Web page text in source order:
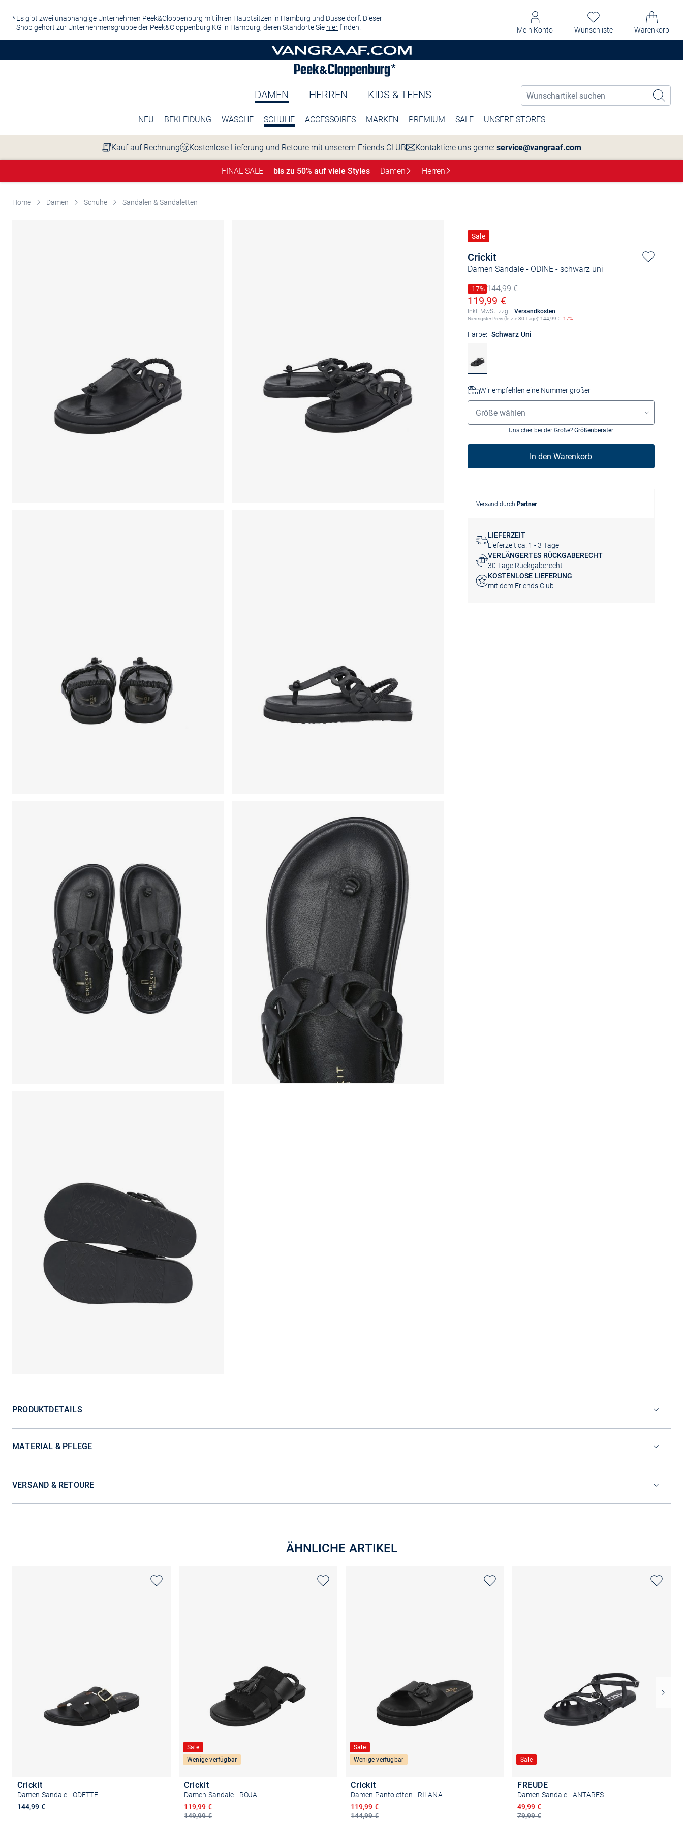
Es gibt zwei unabhängige Unternehmen Peek&Cloppenburg mit ihren Hauptsitzen in Hamburg und Düsseldorf. Dieser
Shop gehört zur Unternehmensgruppe der Peek&Cloppenburg KG in Hamburg, deren Standorte Sie hierfinden. Mein Konto Wunschliste Warenkorb
DAMEN HERREN KIDS & TEENS
NEU BEKLEIDUNG WÄSCHE SCHUHE ACCESSOIRES MARKEN PREMIUM SALE UNSERE STORES
Kauf auf Rechnung Kostenlose Lieferung und Retoure mit unserem Friends CLUB Kontaktiere uns gerne: service@vangraaf.com
FINAL SALE bis zu 50% auf viele Styles Damen Herren
Home Damen Schuhe Sandalen & Sandaletten
Crickit
Damen Sandale - ODINE- schwarz uni
Sale
Preis reduziert um
-17%
Alter Preis144,99 €
Ermäßigter Preis
119,99 €
Inkl. MwSt. zzgl. Versandkosten
Niedrigster Preis (letzte 30 Tage):144,99€ -17%
Farbe: Schwarz Uni
Wir empfehlen eine Nummer größer
Größenauswahl
Größe wählen
Unsicher bei der Größe? Größenberater
In den Warenkorb
Versand durch Partner
LIEFERZEIT
Lieferzeit ca. 1 - 3 Tage
VERLÄNGERTES RÜCKGABERECHT
30 Tage Rückgaberecht
KOSTENLOSE LIEFERUNG
mit dem Friends Club
PRODUKTDETAILS
MATERIAL & PFLEGE
VERSAND & RETOURE
ÄHNLICHE ARTIKEL
Crickit
Damen Sandale - ODETTE
144,99 €
Sale
Wenige verfügbar
Crickit
Damen Sandale - ROJA
149,99 €
Ermäßigter Preis
119,99 €
Sale
Wenige verfügbar
Crickit
Damen Pantoletten - RILANA
144,99 €
Ermäßigter Preis
119,99 €
Sale
FREUDE
Damen Sandale - ANTARES
79,99 €
Ermäßigter Preis
49,99 €